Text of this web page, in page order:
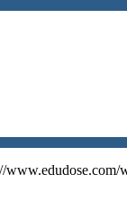
www.edudose.com/